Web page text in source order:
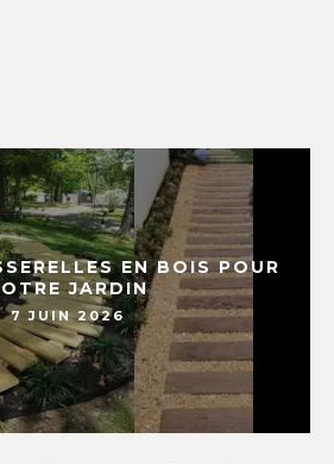
EN BOIS POUR
JARDIN
7 JUIN 2026